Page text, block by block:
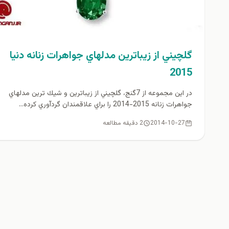
گلچيني از زيباترين مدلهاي جواهرات زنانه دنيا
2015
در اين مجموعه از 7گنج، گلچيني از زيباترين و شيك ترين مدلهاي
جواهرات زنانه 2015-2014 را براي علاقمندان گردآوري كرده...
2014-10-27 2 دقیقه مطالعه